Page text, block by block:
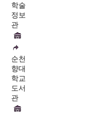
학술
정보
관
순천
향대
학교
도서
관